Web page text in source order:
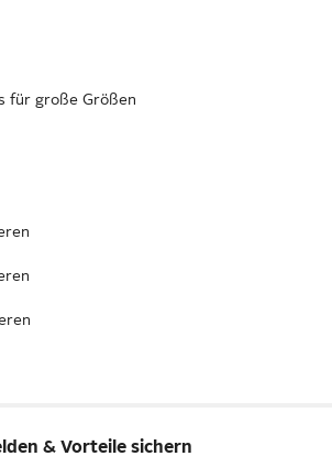
für große Größen
& Vorteile sichern